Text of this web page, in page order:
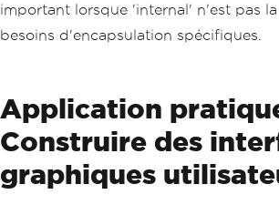
important lorsque 'internal' n'est pas
besoins d'encapsulation spécifiques.
Application
Construire des
graphiques